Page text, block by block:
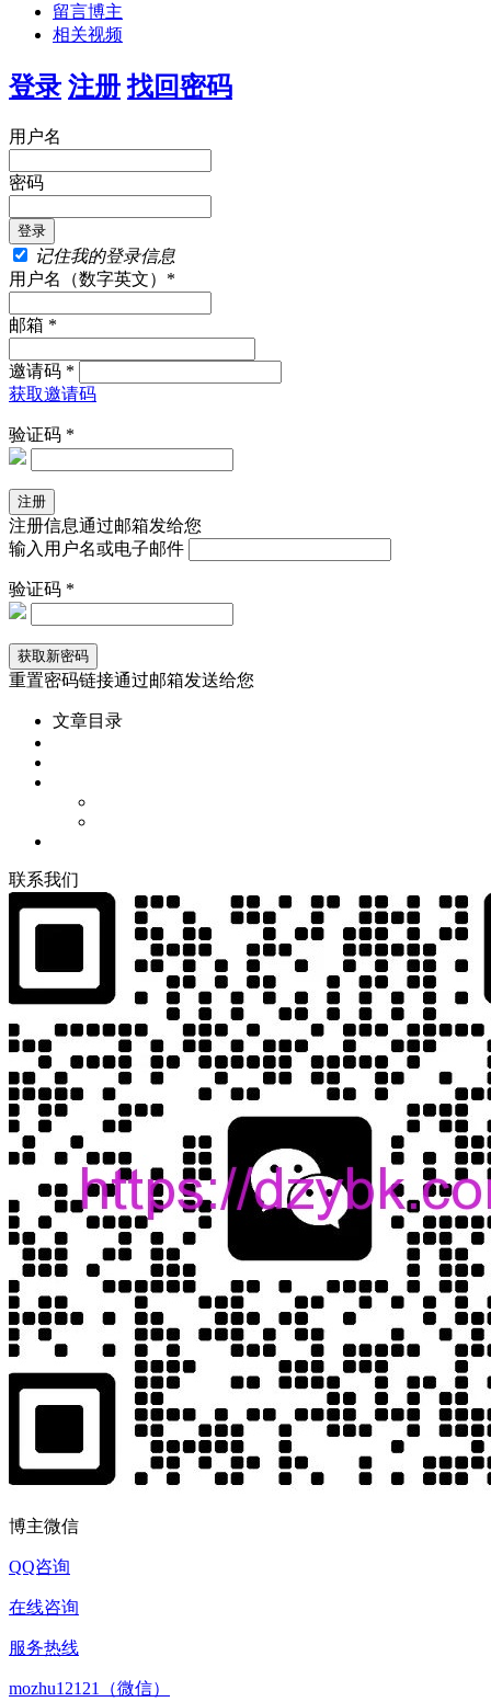
留言博主
相关视频
登录 注册 找回密码
用户名
密码
记住我的登录信息
用户名（数字英文）*
邮箱 *
邀请码 *
获取邀请码
验证码 *
注册信息通过邮箱发给您
输入用户名或电子邮件
验证码 *
重置密码链接通过邮箱发送给您
文章目录
联系我们
博主微信
QQ咨询
在线咨询
服务热线
mozhu12121（微信）